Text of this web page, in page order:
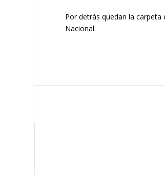
Por detrás quedan la
Nacional.